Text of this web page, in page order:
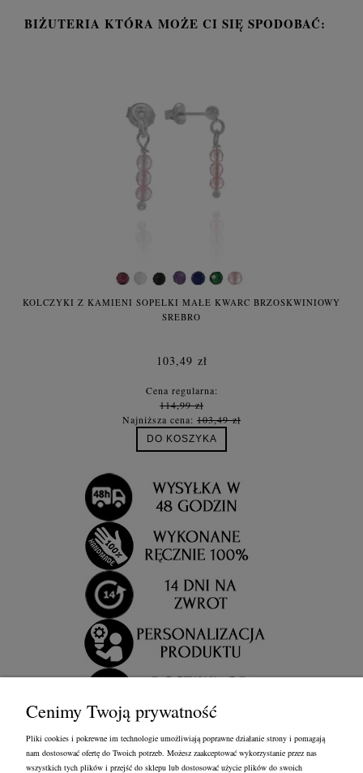
BIŻUTERIA KTÓRA MOŻE CI SIĘ SPODOBAĆ:
KOLCZYKI Z KAMIENI SOPELKI MAŁE KWARC BRZOSKWINIOWY
SREBRO
103,49 zł
Cena regularna:
114,99 zł
Najniższa cena: 103,49 zł
DO KOSZYKA
Cenimy Twoją prywatność
Pliki cookies i pokrewne im technologie umożliwiają poprawne działanie strony i pomagają
nam dostosować ofertę do Twoich potrzeb. Możesz zaakceptować wykorzystanie przez nas
wszystkich tych plików i przejść do sklepu lub dostosować użycie plików do swoich